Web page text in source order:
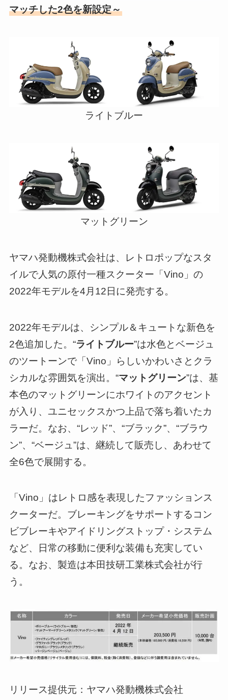
マッチした2色を新設定～
ライトブルー
マットグリーン
ヤマハ発動機株式会社は、レトロポップなスタ
イルで人気の原付一種スクーター「Vino」の
2022年モデルを4月12日に発売する。
2022年モデルは、シンプル＆キュートな新色を
2色追加した。“ライトブルー”は水色とベージュ
のツートーンで「Vino」らしいかわいさとクラ
シカルな雰囲気を演出。“マットグリーン”は、基
本色のマットグリーンにホワイトのアクセント
が入り、ユニセックスかつ上品で落ち着いたカ
ラーだ。なお、“レッド”、“ブラック”、“ブラウ
ン”、“ベージュ”は、継続して販売し、あわせて
全6色で展開する。
「Vino」はレトロ感を表現したファッションス
クーターだ。ブレーキングをサポートするコン
ビブレーキやアイドリングストップ・システム
など、日常の移動に便利な装備も充実してい
る。なお、製造は本田技研工業株式会社が行
う。
リリース提供元：ヤマハ発動機株式会社